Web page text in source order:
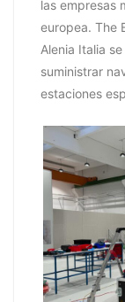
las empresas
europea. The
Alenia Italia
suministrar
estaciones